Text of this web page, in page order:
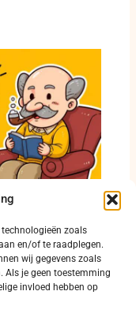
zoals
en/of te raadplegen.
wij gegevens zoals
Als je geen toestemming
invloed hebben op
hulp bij